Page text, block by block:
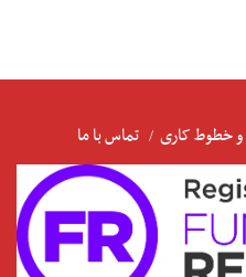
خطوط کاری تماس با ما